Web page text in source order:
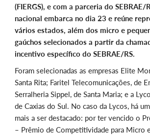
(FIERGS), e com a parceria do SEBRAE/
nacional embarca no dia 23 e reúne
vários estados, além dos micro e
gaúchos selecionados a partir da
incentivo específico do SEBRAE/RS.
Foram selecionadas as empresas Elite
Santa Rita; Faritel Telecomunicações, de
Serralheria Sippel, de Santa Maria; e a
de Caxias do Sul. No caso da Lycos, há
mais a ser destacado: por ter vencido o
– Prêmio de Competitividade para Micro